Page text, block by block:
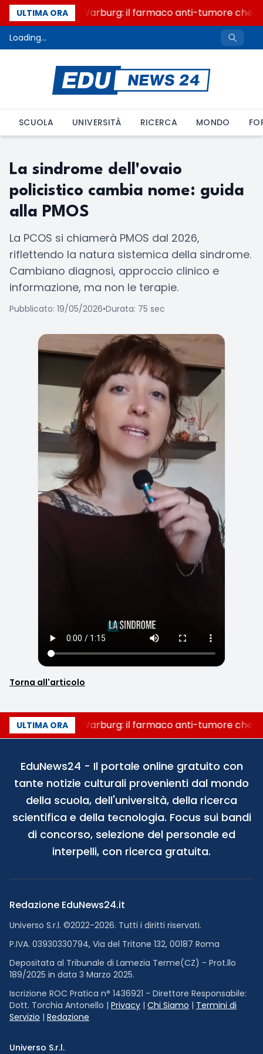
ULTIMA ORA
Un secolo di Warburg: il farmaco anti-tumore che
Loading...
SCUOLA UNIVERSITÀ RICERCA MONDO
La sindrome dell'ovaio
policistico cambia nome: guida
alla PMOS
La PCOS si chiamerà PMOS dal 2026,
riflettendo la natura sistemica della sindrome.
Cambiano diagnosi, approccio clinico e
informazione, ma non le terapie.
Pubblicato: 19/05/2026•Durata: 75 sec
Torna all'articolo
ULTIMA ORA
Un secolo di Warburg: il farmaco anti-tumore che
EduNews24 - Il portale online gratuito con
tante notizie culturali provenienti dal mondo
della scuola, dell'università, della ricerca
scientifica e della tecnologia. Focus sui bandi
di concorso, selezione del personale ed
interpelli, con ricerca gratuita.
Redazione EduNews24.it
Universo S.r.l. ©2022-2026. Tutti i diritti riservati.
P.IVA. 03930330794, Via del Tritone 132, 00187 Roma
Depositata al Tribunale di Lamezia Terme(CZ) - Prot.llo
189/2025 in data 3 Marzo 2025.
Iscrizione ROC Pratica n° 1436921 - Direttore Responsabile:
Dott. Torchia Antonello | Privacy | Chi Siamo | Termini di
Servizio | Redazione
Universo S.r.l.